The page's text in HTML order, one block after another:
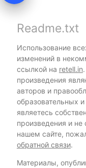
Readme.txt
Использование
изменений в
ссылкой на retell.in
произведения
авторов и
образовательных
являетесь
произведения и
нашем сайте,
обратной связи.
Материалы,